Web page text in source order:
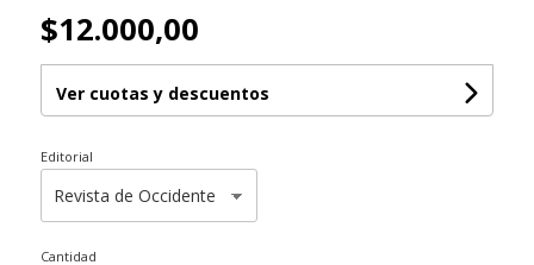
$12.000,00
Ver cuotas y descuentos
Editorial
Cantidad